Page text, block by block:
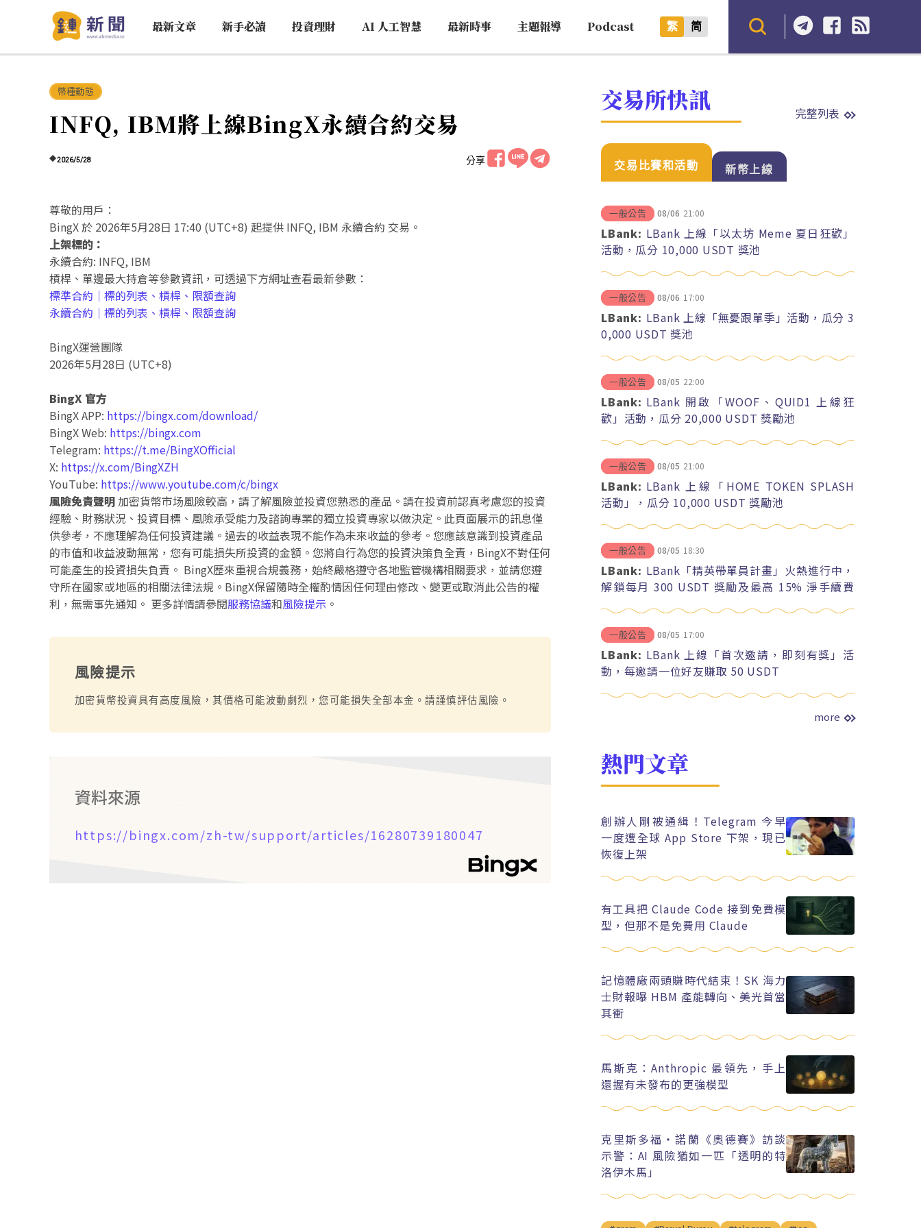
最新文章 新手必讀 投資理財 AI 人工智慧 最新時事 主題報導 Podcast 繁 简
幣種動態
INFQ, IBM將上線BingX永續合約交易
2026/5/28 分享
尊敬的用戶：
BingX 於 2026年5月28日 17:40 (UTC+8) 起提供 INFQ, IBM 永續合約 交易。
上架標的：
永續合約: INFQ, IBM
槓桿、單邊最大持倉等參數資訊，可透過下方網址查看最新參數：
標準合約｜標的列表、槓桿、限額查詢
永續合約｜標的列表、槓桿、限額查詢
BingX運營團隊
2026年5月28日 (UTC+8)
BingX 官方
BingX APP: https://bingx.com/download/
BingX Web: https://bingx.com
Telegram: https://t.me/BingXOfficial
X: https://x.com/BingXZH
YouTube: https://www.youtube.com/c/bingx
風險免責聲明加密貨幣市场風險較高，請了解風險並投資您熟悉的產品。請在投資前認真考慮您的投資
經驗、財務狀況、投資目標、風險承受能力及諮詢專業的獨立投資專家以做決定。此頁面展示的訊息僅
供參考，不應理解為任何投資建議。過去的收益表現不能作為未來收益的參考。您應該意識到投資產品
的市值和收益波動無常，您有可能損失所投資的金額。您將自行為您的投資決策負全責，BingX不對任何
可能產生的投資損失負責。 BingX歷來重視合規義務，始終嚴格遵守各地監管機構相關要求，並請您遵
守所在國家或地區的相關法律法規。BingX保留隨時全權酌情因任何理由修改、變更或取消此公告的權
利，無需事先通知。 更多詳情請參閱服務協議和風險提示 。
風險提示
加密貨幣投資具有高度風險，其價格可能波動劇烈，您可能損失全部本金。請謹慎評估風險。
資料來源
https://bingx.com/zh-tw/support/articles/16280739180047
交易所快訊 完整列表
交易比賽和活動 新幣上線
一般公告 08/06 21:00
LBank: LBank 上線「以太坊 Meme 夏日狂歡」
活動，瓜分 10,000 USDT 獎池
一般公告 08/06 17:00
LBank: LBank 上線「無憂跟單季」活動，瓜分 3
0,000 USDT 獎池
一般公告 08/05 22:00
LBank: LBank 開啟「WOOF、QUID1 上線狂
歡」活動，瓜分 20,000 USDT 獎勵池
一般公告 08/05 21:00
LBank: LBank 上線「HOME TOKEN SPLASH
活動」，瓜分 10,000 USDT 獎勵池
一般公告 08/05 18:30
LBank: LBank「精英帶單員計畫」火熱進行中，
解鎖每月 300 USDT 獎勵及最高 15% 淨手續費
一般公告 08/05 17:00
LBank: LBank 上線「首次邀請，即刻有獎」活
動，每邀請一位好友賺取 50 USDT
more
熱門文章
創辦人剛被通緝！Telegram 今早
一度遭全球 App Store 下架，現已
恢復上架
有工具把 Claude Code 接到免費模
型，但那不是免費用 Claude
記憶體廠兩頭賺時代結束！SK 海力
士財報曝 HBM 產能轉向、美光首當
其衝
馬斯克：Anthropic 最領先，手上
還握有未發布的更強模型
克里斯多福・諾蘭《奧德賽》訪談
示警：AI 風險猶如一匹「透明的特
洛伊木馬」